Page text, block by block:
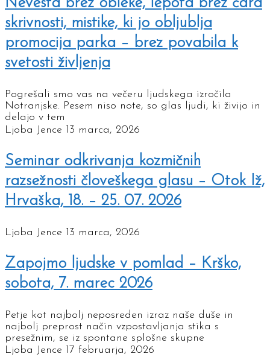
skrivnosti, mistike, ki jo obljublja
promocija parka – brez povabila k
svetosti življenja
Pogrešali smo vas na večeru ljudskega izročila
Notranjske. Pesem niso note, so glas ljudi, ki živijo in
delajo v tem
Ljoba Jence 13 marca, 2026
Seminar odkrivanja kozmičnih
razsežnosti človeškega glasu – Otok Iž,
Hrvaška, 18. – 25. 07. 2026
Ljoba Jence 13 marca, 2026
Zapojmo ljudske v pomlad – Krško,
sobota, 7. marec 2026
Petje kot najbolj neposreden izraz naše duše in
najbolj preprost način vzpostavljanja stika s
presežnim, se iz spontane splošne skupne
Ljoba Jence 17 februarja, 2026